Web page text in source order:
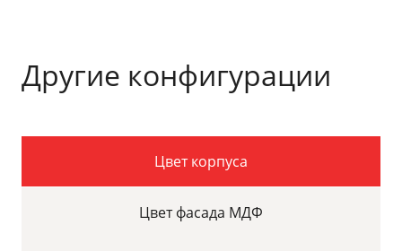
Другие конфигурации
Цвет корпуса
Цвет фасада МДФ